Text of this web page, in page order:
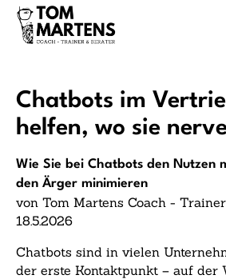
Chatbots im
helfen, wo sie
Wie Sie bei Chatbots den Nutzen
den Ärger minimieren
von Tom Martens Coach -
18.5.2026
Chatbots sind in vielen
der erste Kontaktpunkt – auf der